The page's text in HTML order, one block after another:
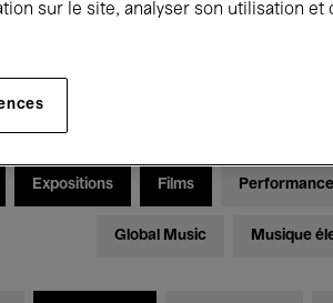
Expositions Films
Global Music Musique
sur le site, analyser son utilisation